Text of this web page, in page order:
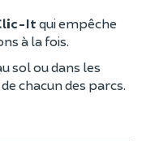
It qui empêche
à la fois.
sol ou dans les
chacun des parcs.